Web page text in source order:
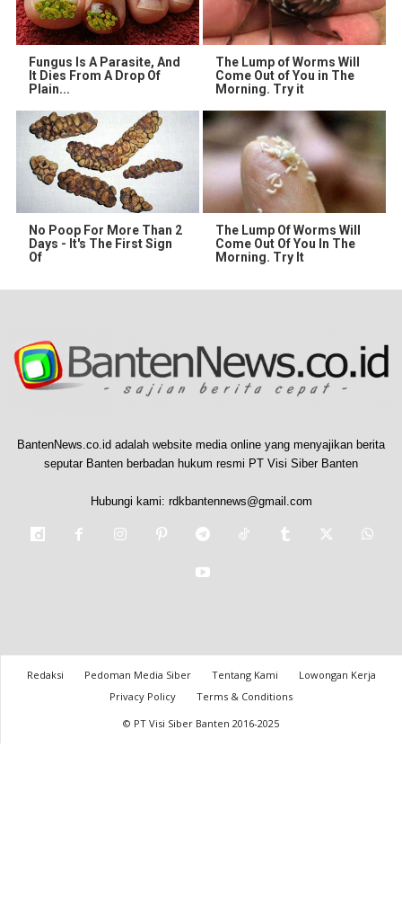
Fungus Is A Parasite, And
It Dies From A Drop Of
Plain...
The Lump of Worms Will
Come Out of You in The
Morning. Try it
No Poop For More Than 2
Days - It's The First Sign
Of
The Lump Of Worms Will
Come Out Of You In The
Morning. Try It
BantenNews.co.id adalah website media online yang menyajikan berita
seputar Banten berbadan hukum resmi PT Visi Siber Banten
Hubungi kami: rdkbantennews@gmail.com
Redaksi Pedoman Media Siber Tentang Kami
Lowongan Kerja
Privacy Policy
Terms & Conditions
© PT Visi Siber Banten 2016-2025